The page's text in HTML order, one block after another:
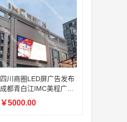
四川商圈LED屏广告发布
成都青白江IMC美程广场
户外大屏广告招商
￥5000.00